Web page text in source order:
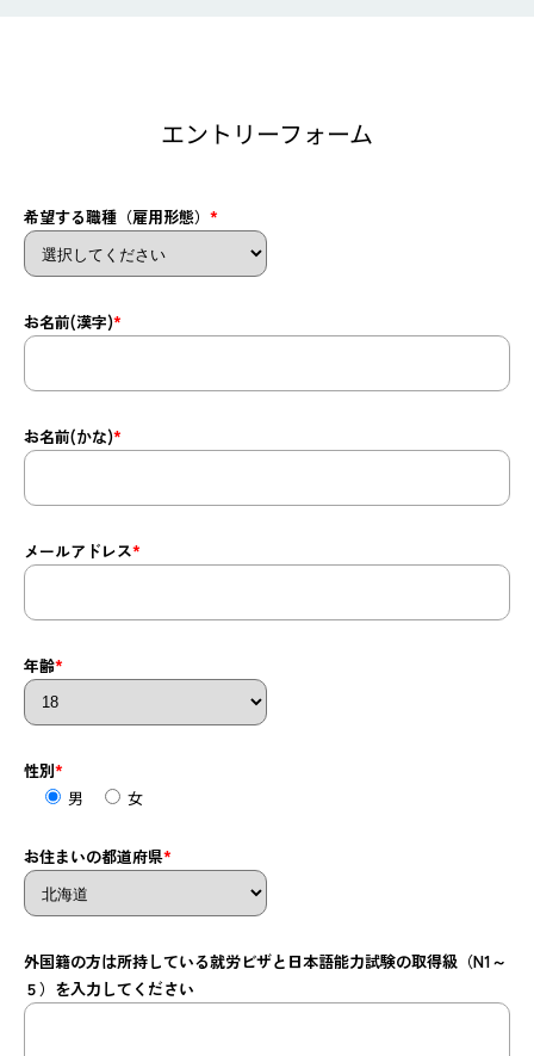
エントリーフォーム
希望する職種（雇用形態） *
お名前(漢字)*
お名前(かな)*
メールアドレス*
年齢*
性別*
男
女
お住まいの都道府県*
外国籍の方は所持している就労ビザと日本語能力試験の取得級（N1～
５）を入力してください